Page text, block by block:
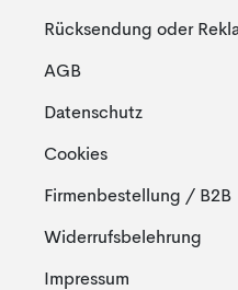
Rücksendung oder
AGB
Datenschutz
Cookies
Firmenbestellung / B2B
Widerrufsbelehrung
Impressum